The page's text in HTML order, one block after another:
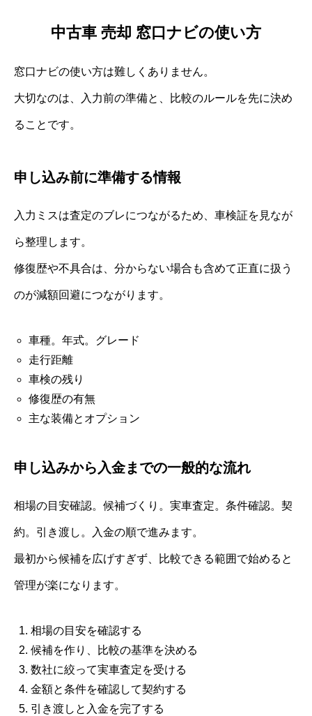
中古車 売却 窓口ナビの使い方
窓口ナビの使い方は難しくありません。
大切なのは、入力前の準備と、比較のルールを先に決め
ることです。
申し込み前に準備する情報
入力ミスは査定のブレにつながるため、車検証を見なが
ら整理します。
修復歴や不具合は、分からない場合も含めて正直に扱う
のが減額回避につながります。
車種。年式。グレード
走行距離
車検の残り
修復歴の有無
主な装備とオプション
申し込みから入金までの一般的な流れ
相場の目安確認。候補づくり。実車査定。条件確認。契
約。引き渡し。入金の順で進みます。
最初から候補を広げすぎず、比較できる範囲で始めると
管理が楽になります。
相場の目安を確認する
候補を作り、比較の基準を決める
数社に絞って実車査定を受ける
金額と条件を確認して契約する
引き渡しと入金を完了する